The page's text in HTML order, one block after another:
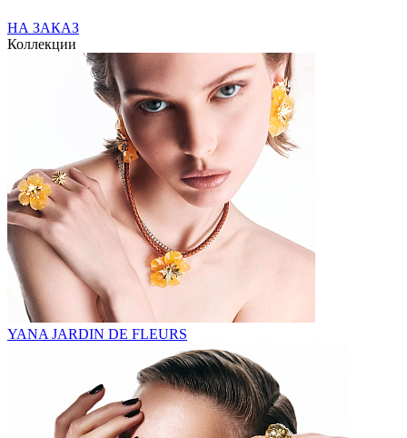
НА ЗАКАЗ
Коллекции
YANA JARDIN DE FLEURS